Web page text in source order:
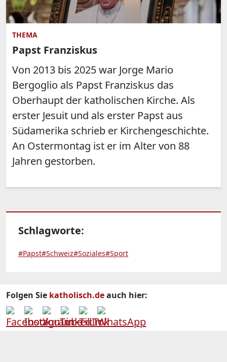
THEMA
Papst Franziskus
Von 2013 bis 2025 war Jorge Mario
Bergoglio als Papst Franziskus das
Oberhaupt der katholischen Kirche. Als
erster Jesuit und als erster Papst aus
Südamerika schrieb er Kirchengeschichte.
An Ostermontag ist er im Alter von 88
Jahren gestorben.
Schlagworte:
#Papst#Schweiz#Soziales#Sport
Folgen Sie katholisch.deauch hier: